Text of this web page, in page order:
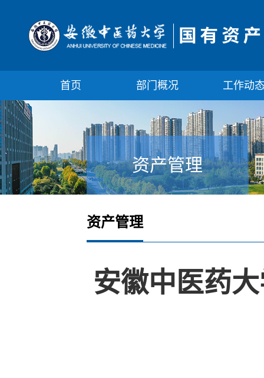
首页 部门概况 工作动
资产管理
资产管理
安徽中医药